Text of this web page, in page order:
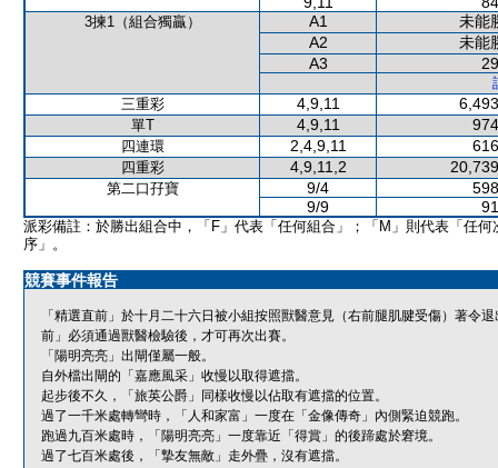
3揀1（組合獨贏） A1
未能
A2
未能
A3
三重彩
4,9,11
單T 4,9,11
四連環 2,4,9,11
四重彩 4,9,11,2
第二口孖寶 9/4
9/9
派彩備註：於勝出組合中，「F」代表「任何組合」；「M」則代表「任何
序」。
競賽事件報告
「精選直前」於十月二十六日被小組按照獸醫意見（右前腿肌腱受傷）著令
前」必須通過獸醫檢驗後，才可再次出賽。
「陽明亮亮」出閘僅屬一般。
自外檔出閘的「嘉應風采」收慢以取得遮擋。
起步後不久，「旅英公爵」同樣收慢以佔取有遮擋的位置。
過了一千米處轉彎時，「人和家富」一度在「金像傳奇」內側緊迫競跑。
跑過九百米處時，「陽明亮亮」一度靠近「得賞」的後蹄處於窘境。
過了七百米處後，「摯友無敵」走外疊，沒有遮擋。